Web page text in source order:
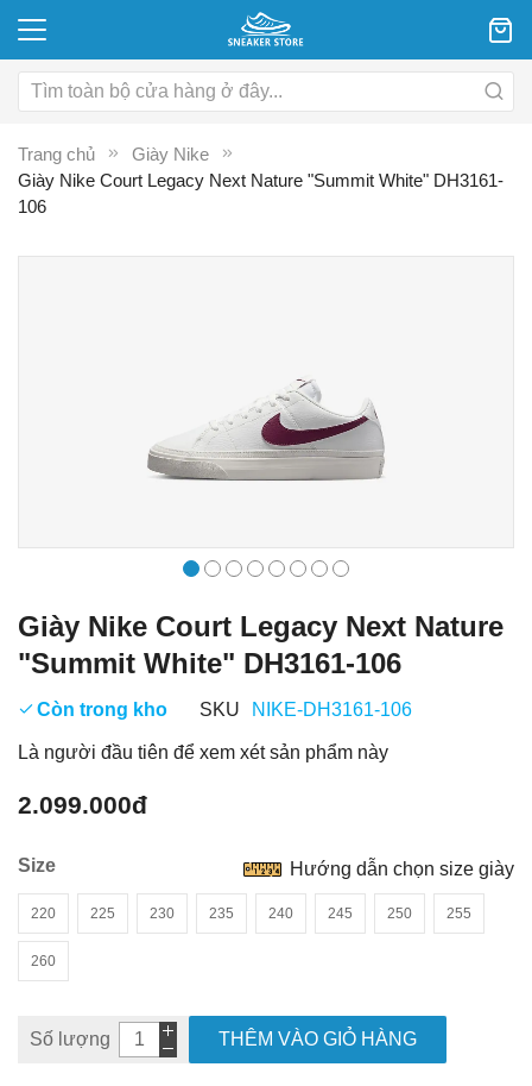
Trang chủ
Giày Nike
Giày Nike Court Legacy Next Nature "Summit White" DH3161-
106
Giày Nike Court Legacy Next Nature
"Summit White" DH3161-106
Còn trong kho SKU NIKE-DH3161-106
Là người đầu tiên để xem xét sản phẩm này
2.099.000đ
Size
220 225 230 235 240 245 250 255
260
Hướng dẫn chọn size giày
Số lượng THÊM VÀO GIỎ HÀNG